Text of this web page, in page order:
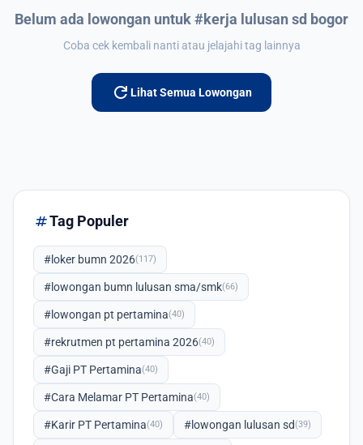
Belum ada lowongan untuk #kerja lulusan sd bogor
Coba cek kembali nanti atau jelajahi tag lainnya
refresh Lihat Semua Lowongan
tagTag Populer
#loker bumn 2026(117)
#lowongan bumn lulusan sma/smk(66)
#lowongan pt pertamina(40)
#rekrutmen pt pertamina 2026(40)
#Gaji PT Pertamina(40)
#Cara Melamar PT Pertamina(40)
#Karir PT Pertamina(40) #lowongan lulusan sd(39)